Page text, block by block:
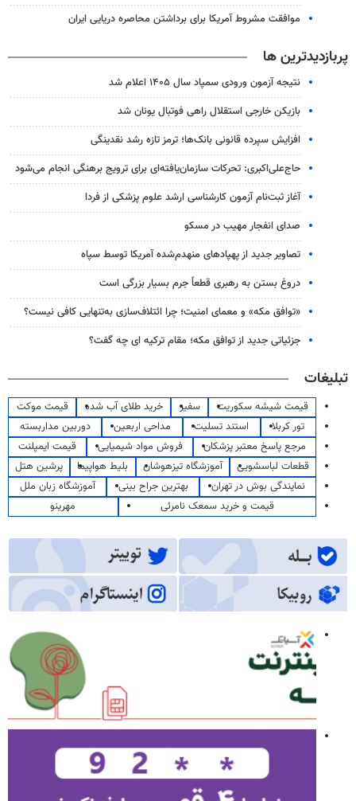
موافقت مشروط آمریکا برای برداشتن محاصره دریایی ایران
پربازدیدترین ها
نتیجه آزمون ورودی سمپاد سال ۱۴۰۵ اعلام شد
بازیکن خارجی استقلال راهی فوتبال یونان شد
افزایش سپرده قانونی بانک‌ها؛ ترمز تازه رشد نقدینگی
حاج‌علی‌اکبری: تحرکات سازمان‌یافته‌ای برای ترویج برهنگی انجام می‌شود
آغاز ثبت‌نام‌ آزمون کارشناسی ارشد علوم پزشکی از فردا
صدای انفجار مهیب در مسکو
تصاویر جدید از پهپادهای منهدم‌شده آمریکا توسط سپاه
دروغ بستن به رهبری قطعاً جرم بسیار بزرگی است
«توافق مکه» و معمای امنیت؛ چرا ائتلاف‌سازی به‌تنهایی کافی نیست؟
جزئیاتی جدید از توافق مکه؛ مقام ترکیه ای چه گفت؟
تبلیغات
قیمت شیشه سکوریت سفیر خرید طلای آب شده
قیمت موکت
تور کربلا
استند تسلیت مداحی اربعین
دوربین مداربسته
مرجع پاسخ معتبر پزشکان
فروش مواد شیمیایی
قیمت ایمپلنت
قطعات لباسشویی
آموزشگاه تیزهوشان بلیط هواپیما
پرشین هتل
نمایندگی بوش در تهران
بهترین جراح بینی
آموزشگاه زبان ملل
قیمت و خرید سمعک نامرئی
مهرینو